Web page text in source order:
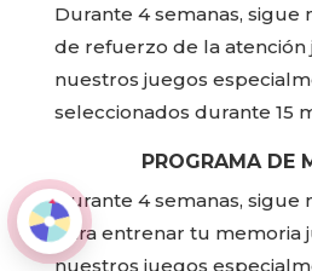
Durante 4 semanas,
de refuerzo de la atención
nuestros juegos
seleccionados durante 15
PROGRAMA DE
Durante 4 semanas,
para entrenar tu memoria
nuestros juegos